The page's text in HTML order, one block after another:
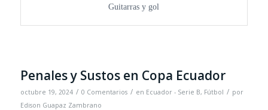
Guitarras y gol
Penales y Sustos en Copa Ecuador
octubre 19, 2024 / 0 Comentarios / en Ecuador - Serie B, Fútbol / por
Edison Guapaz Zambrano